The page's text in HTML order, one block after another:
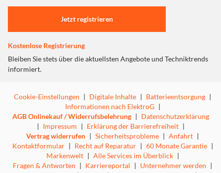
Einstellungen anpassen
Jetzt registrieren
Kostenlose Registrierung
Bleiben Sie stets über die aktuellsten Angebote und Techniktrends
informiert.
Cookie-Einstellungen | Digitale Inhalte | Batterieentsorgung |
Informationen nach ElektroG |
AGB Onlinekauf / Widerrufsbelehrung | Datenschutzerklärung
| Impressum | Erklärung der Barrierefreiheit |
Vertrag widerrufen | Sicherheitsprobleme | Anfahrt |
Kontaktformular | Recht auf Reparatur | 60 Monate Garantie |
Markenwelt | Alle Services im Überblick |
Fragen & Antworten | Karriereportal | Unternehmer werden |